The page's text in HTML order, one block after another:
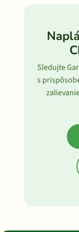
Sledujte
s